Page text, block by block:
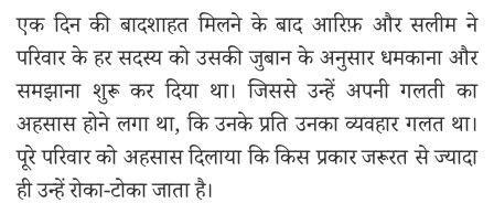
एक दिन की बादशाहत मिलने के बाद आरिफ़ और सलीम ने
परिवार के हर सदस्य को उसकी जुबान के अनुसार धमकाना और
समझाना शुरू कर दिया था। जिससे उन्हें अपनी गलती का
अहसास होने लगा था, कि उनके प्रति उनका व्यवहार गलत था।
पूरे परिवार को अहसास दिलाया कि किस प्रकार जरूरत से ज्यादा
ही उन्हें रोका-टोका जाता है।